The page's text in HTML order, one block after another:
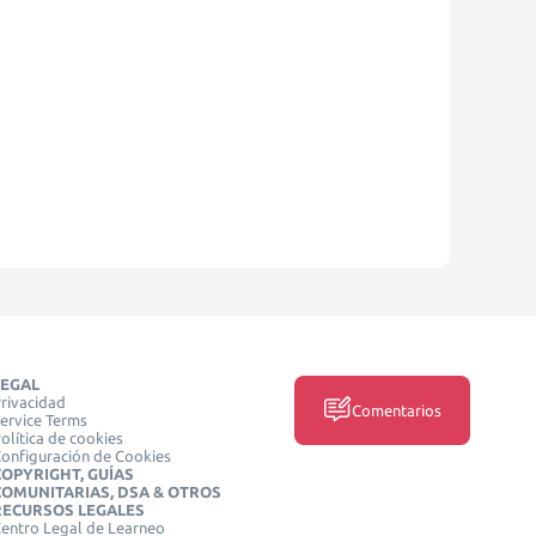
Terms
de cookies
de Cookies
GUÍAS
DSA & OTROS
LEGALES
Legal de Learneo
Comentarios